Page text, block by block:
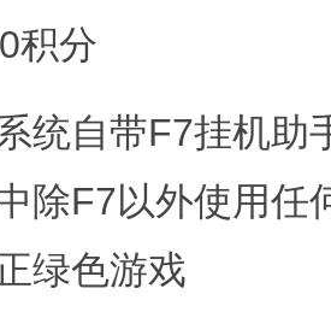
积分
统自带F7挂机助
除F7以外使用任
绿色游戏